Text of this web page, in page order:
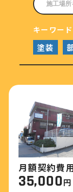
キーワー
塗装
月額契約費
35,000円